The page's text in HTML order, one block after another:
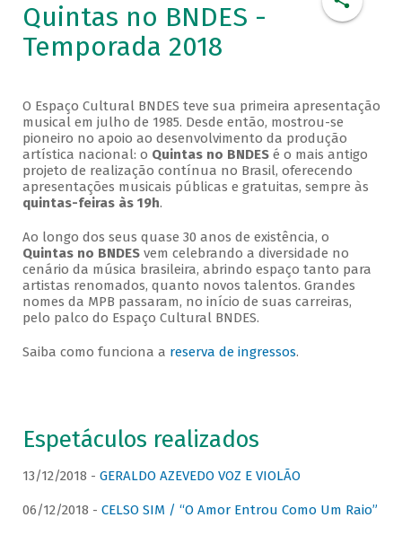
Quintas no BNDES -
Temporada 2018
O Espaço Cultural BNDES teve sua primeira apresentação
musical em julho de 1985. Desde então, mostrou-se
pioneiro no apoio ao desenvolvimento da produção
artística nacional: o Quintas no BNDESé o mais antigo
projeto de realização contínua no Brasil, oferecendo
apresentações musicais públicas e gratuitas, sempre às
quintas-feiras às 19h.
Ao longo dos seus quase 30 anos de existência, o
Quintas no BNDESvem celebrando a diversidade no
cenário da música brasileira, abrindo espaço tanto para
artistas renomados, quanto novos talentos. Grandes
nomes da MPB passaram, no início de suas carreiras,
pelo palco do Espaço Cultural BNDES.
Saiba como funciona a reserva de ingressos.
Espetáculos realizados
13/12/2018 - GERALDO AZEVEDO VOZ E VIOLÃO
06/12/2018 - CELSO SIM / “O Amor Entrou Como Um Raio”